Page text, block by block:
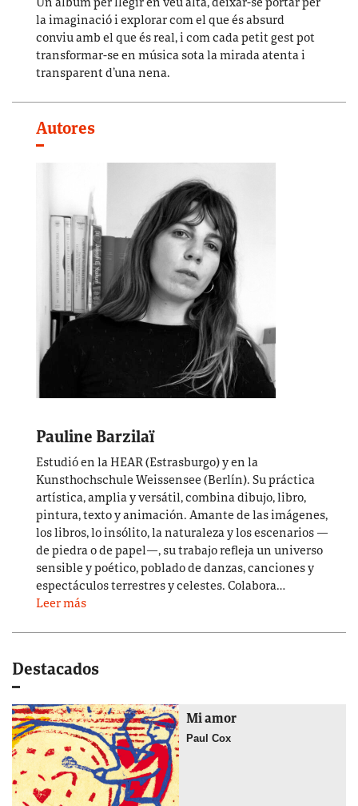
Un àlbum per llegir en veu alta, deixar-se portar per
la imaginació i explorar com el que és absurd
conviu amb el que és real, i com cada petit gest pot
transformar-se en música sota la mirada atenta i
transparent d’una nena.
Autores
Pauline Barzilaï
Estudió en la HEAR (Estrasburgo) y en la
Kunsthochschule Weissensee (Berlín). Su práctica
artística, amplia y versátil, combina dibujo, libro,
pintura, texto y animación. Amante de las imágenes,
los libros, lo insólito, la naturaleza y los escenarios —
de piedra o de papel—, su trabajo refleja un universo
sensible y poético, poblado de danzas, canciones y
espectáculos terrestres y celestes. Colabora…
Leer más
Destacados
Mi amor
Paul Cox